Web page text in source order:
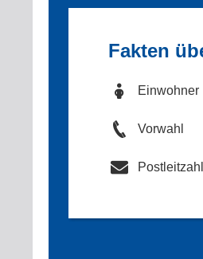
Fakten
Einwohner
Vorwahl
Postleitzahl